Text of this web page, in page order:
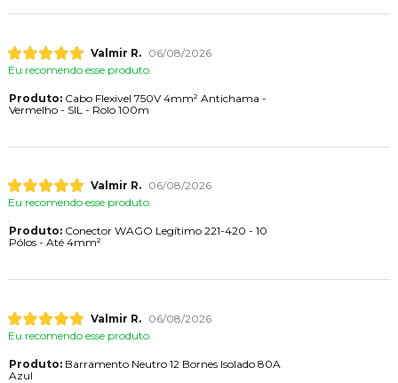
Valmir R.
06/08/2026
Eu recomendo esse produto.
Produto:Cabo Flexivel 750V 4mm² Antichama -
Vermelho - SIL - Rolo 100m
Valmir R.
06/08/2026
Eu recomendo esse produto.
Produto:Conector WAGO Legítimo 221-420 - 10
Pólos - Até 4mm²
Valmir R.
06/08/2026
Eu recomendo esse produto.
Produto:Barramento Neutro 12 Bornes Isolado 80A
Azul